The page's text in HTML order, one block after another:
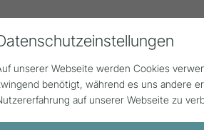
Alle Beiträge Statistik
unserer Webseite werden Cookies
benötigt, während es uns andere
auf unserer Webseite zu